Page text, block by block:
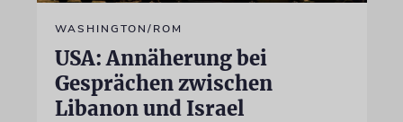
WASHINGTON/ROM
USA: Annäherung bei
Gesprächen zwischen
Libanon und Israel